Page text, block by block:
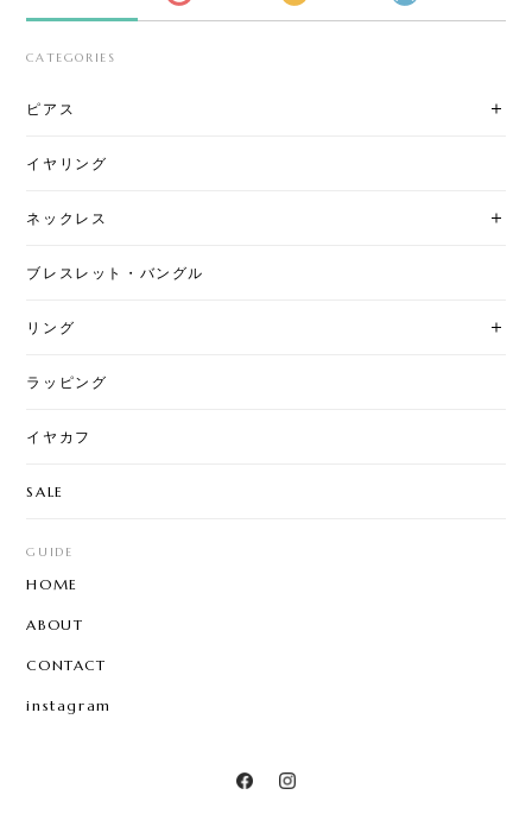
CATEGORIES
ピアス
イヤリング
ネックレス
ブレスレット・バングル
リング
ラッピング
イヤカフ
SALE
GUIDE
HOME
ABOUT
CONTACT
instagram